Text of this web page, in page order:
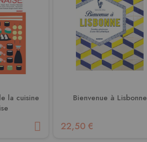
la cuisine
Bienvenue à Lisbonne
22,50 €